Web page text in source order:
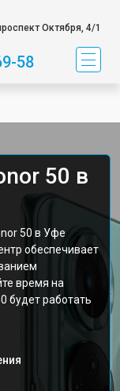
Октября, 4/1
58
50 в
50 в Уфе
обеспечивает
время на
будет работать